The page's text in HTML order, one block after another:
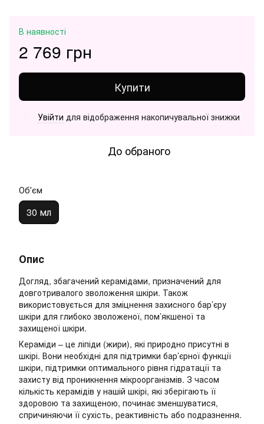
В наявності
2 769 грн
Купити
Увійти для відображення накопичувальної знижки
До обраного
Обʼєм
30 мл
Опис
Догляд, збагачений керамідами, призначений для
довготривалого зволоження шкіри. Також
використовується для зміцнення захисного бар’єру
шкіри для глибоко зволоженої, пом’якшеної та
захищеної шкіри.
Кераміди – це ліпіди (жири), які природно присутні в
шкірі. Вони необхідні для підтримки бар’єрної функції
шкіри, підтримки оптимального рівня гідратації та
захисту від проникнення мікроорганізмів. З часом
кількість керамідів у нашій шкірі, які зберігають її
здоровою та захищеною, починає зменшуватися,
спричиняючи її сухість, реактивність або подразнення.